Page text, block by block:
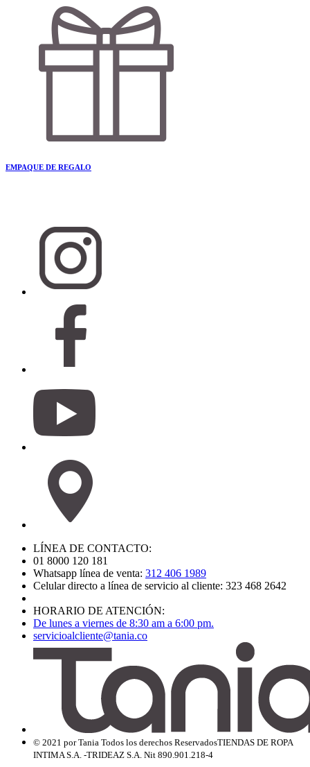
EMPAQUE DE REGALO
LÍNEA DE CONTACTO:
01 8000 120 181
Whatsapp línea de venta: 312 406 1989
Celular directo a línea de servicio al cliente: 323 468 2642
HORARIO DE ATENCIÓN:
De lunes a viernes de 8:30 am a 6:00 pm.
servicioalcliente@tania.co
© 2021 por Tania Todos los derechos ReservadosTIENDAS DE ROPA
INTIMA S.A. -TRIDEAZ S.A. Nit 890.901.218-4